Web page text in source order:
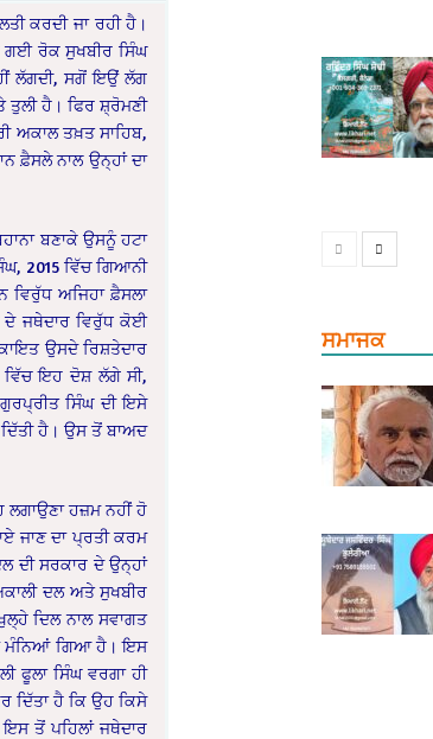
ਕਰਦੀ ਜਾ ਰਹੀ ਹੈ।
ਗਈ ਰੋਕ ਸੁਖਬੀਰ ਸਿੰਘ
ਲੱਗਦੀ, ਸਗੋਂ ਇਉਂ ਲੱਗ
ਹੈ। ਫਿਰ ਸ਼੍ਰੋਮਣੀ
ਅਕਾਲ ਤਖ਼ਤ ਸਾਹਿਬ,
ਫ਼ੈਸਲੇ ਨਾਲ ਉਨ੍ਹਾਂ ਦਾ
ਬਣਾਕੇ ਉਸਨੂੰ ਹਟਾ
2015 ਵਿੱਚ ਗਿਆਨੀ
ਵਿਰੁੱਧ ਅਜਿਹਾ ਫ਼ੈਸਲਾ
ਦੇ ਜਥੇਦਾਰ ਵਿਰੁੱਧ ਕੋਈ
ਉਸਦੇ ਰਿਸ਼ਤੇਦਾਰ
ਵਿੱਚ ਇਹ ਦੋਸ਼ ਲੱਗੇ ਸੀ,
ਸਿੰਘ ਦੀ ਇਸੇ
ਹੈ। ਉਸ ਤੋਂ ਬਾਅਦ
ਲਗਾਉਣਾ ਹਜ਼ਮ ਨਹੀਂ ਹੋ
ਜਾਣ ਦਾ ਪ੍ਰਤੀ ਕਰਮ
ਦੀ ਸਰਕਾਰ ਦੇ ਉਨ੍ਹਾਂ
ਦਲ ਅਤੇ ਸੁਖਬੀਰ
ਦਿਲ ਨਾਲ ਸਵਾਗਤ
ਮੰਨਿਆਂ ਗਿਆ ਹੈ। ਇਸ
ਫੂਲਾ ਸਿੰਘ ਵਰਗਾ ਹੀ
ਦਿੱਤਾ ਹੈ ਕਿ ਉਹ ਕਿਸੇ
ਤੋਂ ਪਹਿਲਾਂ ਜਥੇਦਾਰ
ਸਮਾਜਕ